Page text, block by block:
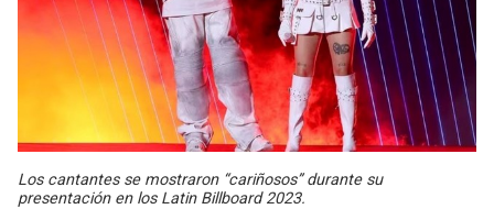
Los cantantes se mostraron “cariñosos” durante su
presentación en los Latin Billboard 2023.